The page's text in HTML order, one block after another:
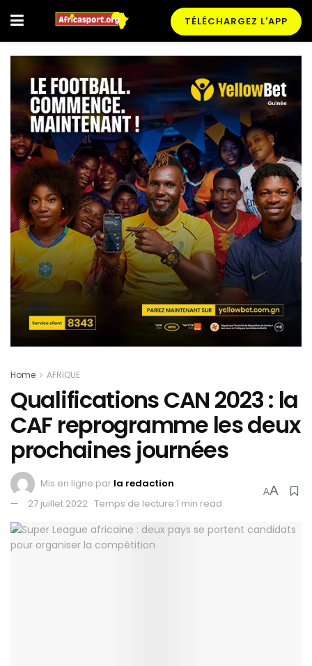
TÉLÉCHARGEZ L'APP
Home AFRIQUE
Qualifications CAN 2023 : la
CAF reprogramme les deux
prochaines journées
Mis en ligne par la redaction
27 juillet 2022 Temps de lecture:1 min read
AA